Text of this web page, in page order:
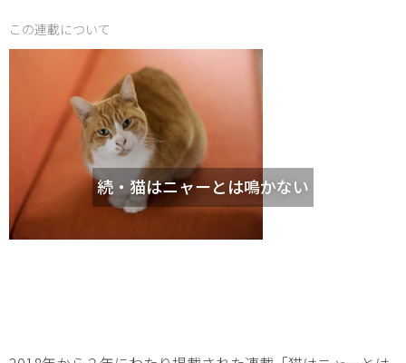
この連載について
続・猫はニャーとは鳴かない